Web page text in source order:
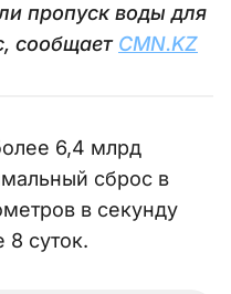
пропуск воды для
сообщает CMN.KZ
6,4 млрд
сброс в
в секунду
8 суток.